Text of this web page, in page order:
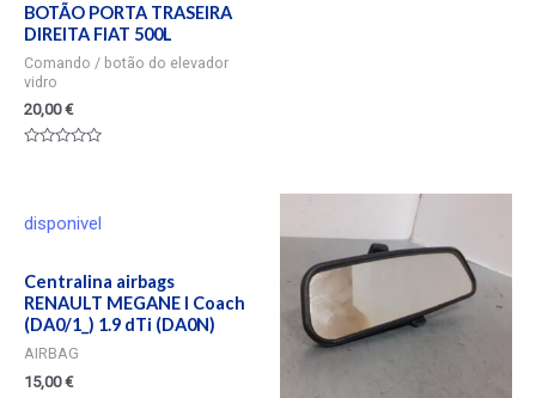
BOTÃO PORTA TRASEIRA
DIREITA FIAT 500L
Comando / botão do elevador
vidro
20,00€
5
disponivel
Centralina airbags
RENAULT MEGANE I Coach
(DA0/1_) 1.9 dTi (DA0N)
AIRBAG
15,00€